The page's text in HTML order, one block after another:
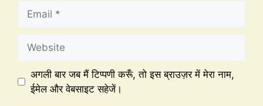
अगली बार जब मैं टिप्पणी करूँ, तो इस ब्राउज़र में मेरा नाम,
ईमेल और वेबसाइट सहेजें।